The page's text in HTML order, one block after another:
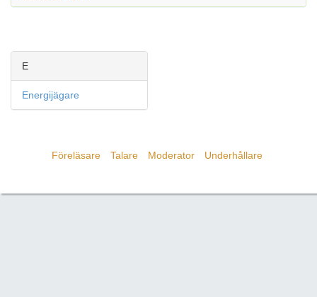
E
Energijägare
Föreläsare Talare Moderator Underhållare